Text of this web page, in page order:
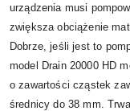
urządzenia musi
zwiększa obciążenie
Dobrze, jeśli jest to
model Drain 20000 HD
o zawartości cząstek
średnicy do 38 mm.